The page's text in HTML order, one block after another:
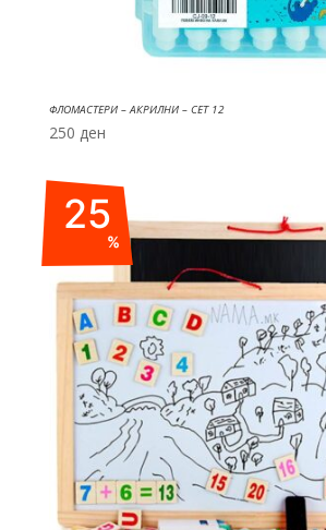
ФЛОМАСТЕРИ – АКРИЛНИ – СЕТ 12
250 ден
25
%